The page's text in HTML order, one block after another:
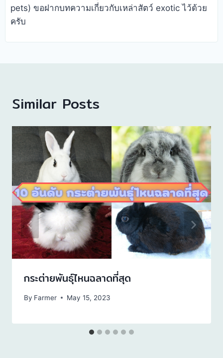
pets) ขอฝากบทความเกี่ยวกับเหล่าสัตว์ exotic ไว้ด้วย
ครับ
Similar Posts
กระต่ายพันธุ์ไหนฉลาดที่สุด
By Farmer May 15, 2023